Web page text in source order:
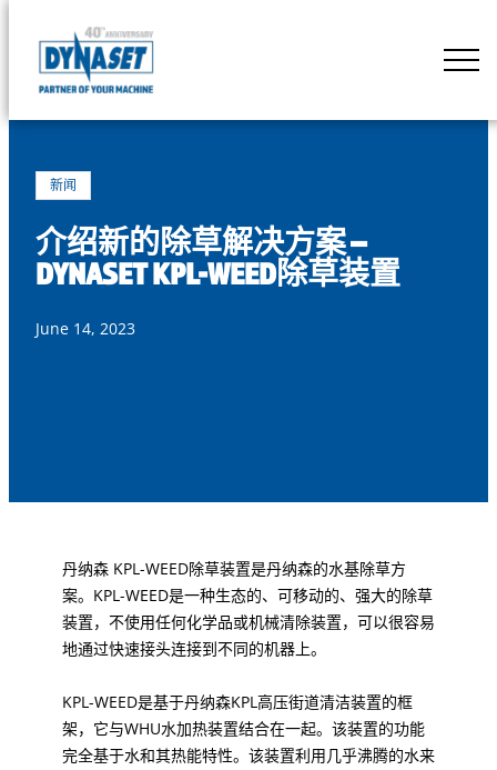
content
DYNASET
新闻
介绍新的除草解决方案 –
DYNASET KPL-WEED除草装置
June 14, 2023
丹纳森 KPL-WEED除草装置是丹纳森的水基除草方
案。KPL-WEED是一种生态的、可移动的、强大的除草
装置，不使用任何化学品或机械清除装置，可以很容易
地通过快速接头连接到不同的机器上。
KPL-WEED是基于丹纳森KPL高压街道清洁装置的框
架，它与WHU水加热装置结合在一起。该装置的功能
完全基于水和其热能特性。该装置利用几乎沸腾的水来